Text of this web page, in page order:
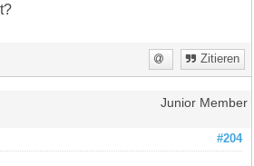
Zitieren
Junior Member
#204